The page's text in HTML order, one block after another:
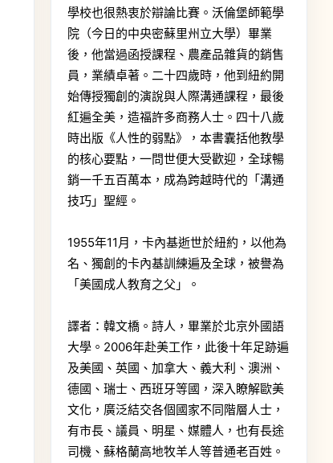
學校也很熱衷於辯論比賽。沃倫堡師範學
院（今日的中央密蘇里州立大學）畢業
後，他當過函授課程、農產品雜貨的銷售
員，業績卓著。二十四歲時，他到紐約開
始傳授獨創的演說與人際溝通課程，最後
紅遍全美，造福許多商務人士。四十八歲
時出版《人性的弱點》，本書囊括他教學
的核心要點，一問世便大受歡迎，全球暢
銷一千五百萬本，成為跨越時代的「溝通
技巧」聖經。
1955年11月，卡內基逝世於紐約，以他為
名、獨創的卡內基訓練遍及全球，被譽為
「美國成人教育之父」。
譯者：韓文橋。詩人，畢業於北京外國語
大學。2006年赴美工作，此後十年足跡遍
及美國、英國、加拿大、義大利、澳洲、
德國、瑞士、西班牙等國，深入瞭解歐美
文化，廣泛結交各個國家不同階層人士，
有市長、議員、明星、媒體人，也有長途
司機、蘇格蘭高地牧羊人等普通老百姓。